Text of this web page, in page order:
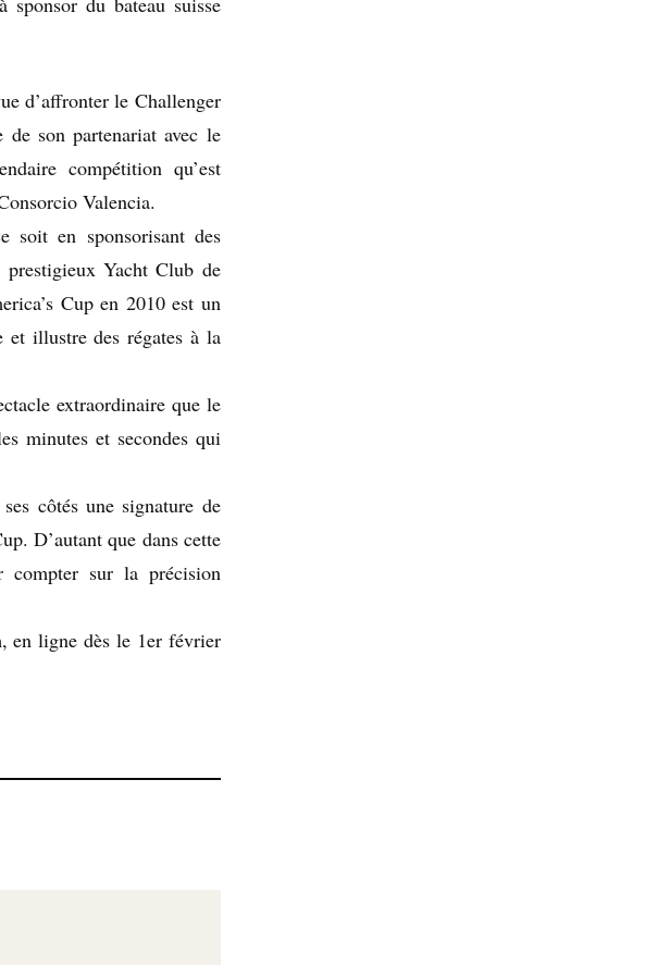
d’affronter le Challenger
son partenariat avec le
compétition qu’est
Valencia.
soit en sponsorisant des
prestigieux Yacht Club de
Cup en 2010 est un
illustre des régates à la
extraordinaire que le
minutes et secondes qui
côtés une signature de
D’autant que dans cette
compter sur la précision
en ligne dès le 1er février